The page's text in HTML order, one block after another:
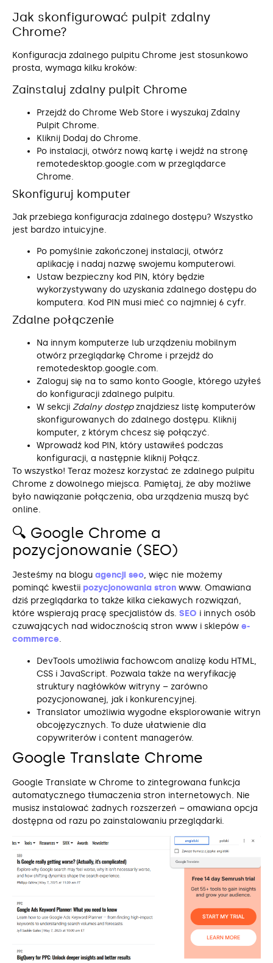
Jak skonfigurować pulpit zdalny
Chrome?
Konfiguracja zdalnego pulpitu Chrome jest stosunkowo
prosta, wymaga kilku kroków:
Zainstaluj zdalny pulpit Chrome
Przejdź do Chrome Web Store i wyszukaj Zdalny
Pulpit Chrome.
Kliknij Dodaj do Chrome.
Po instalacji, otwórz nową kartę i wejdź na stronę
remotedesktop.google.com w przeglądarce
Chrome.
Skonfiguruj komputer
Jak przebiega konfiguracja zdalnego dostępu? Wszystko
jest bardzo intuicyjne.
Po pomyślnie zakończonej instalacji, otwórz
aplikację i nadaj nazwę swojemu komputerowi.
Ustaw bezpieczny kod PIN, który będzie
wykorzystywany do uzyskania zdalnego dostępu do
komputera. Kod PIN musi mieć co najmniej 6 cyfr.
Zdalne połączenie
Na innym komputerze lub urządzeniu mobilnym
otwórz przeglądarkę Chrome i przejdź do
remotedesktop.google.com.
Zaloguj się na to samo konto Google, którego użyłeś
do konfiguracji zdalnego pulpitu.
W sekcji Zdalny dostępznajdziesz listę komputerów
skonfigurowanych do zdalnego dostępu. Kliknij
komputer, z którym chcesz się połączyć.
Wprowadź kod PIN, który ustawiłeś podczas
konfiguracji, a następnie kliknij Połącz.
To wszystko! Teraz możesz korzystać ze zdalnego pulpitu
Chrome z dowolnego miejsca. Pamiętaj, że aby możliwe
było nawiązanie połączenia, oba urządzenia muszą być
online.
🔍 Google Chrome a
pozycjonowanie (SEO)
Jesteśmy na blogu agencji seo, więc nie możemy
pominąć kwestii pozycjonowania stron www. Omawiana
dziś przeglądarka to także kilka ciekawych rozwiązań,
które wspierają pracę specjalistów ds. SEO i innych osób
czuwających nad widocznością stron www i sklepów e-
commerce.
DevTools umożliwia fachowcom analizę kodu HTML,
CSS i JavaScript. Pozwala także na weryfikację
struktury nagłówków witryny – zarówno
pozycjonowanej, jak i konkurencyjnej.
Translator umożliwia wygodne eksplorowanie witryn
obcojęzycznych. To duże ułatwienie dla
copywriterów i content managerów.
Google Translate Chrome
Google Translate w Chrome to zintegrowana funkcja
automatycznego tłumaczenia stron internetowych. Nie
musisz instalować żadnych rozszerzeń – omawiana opcja
dostępna od razu po zainstalowaniu przeglądarki.